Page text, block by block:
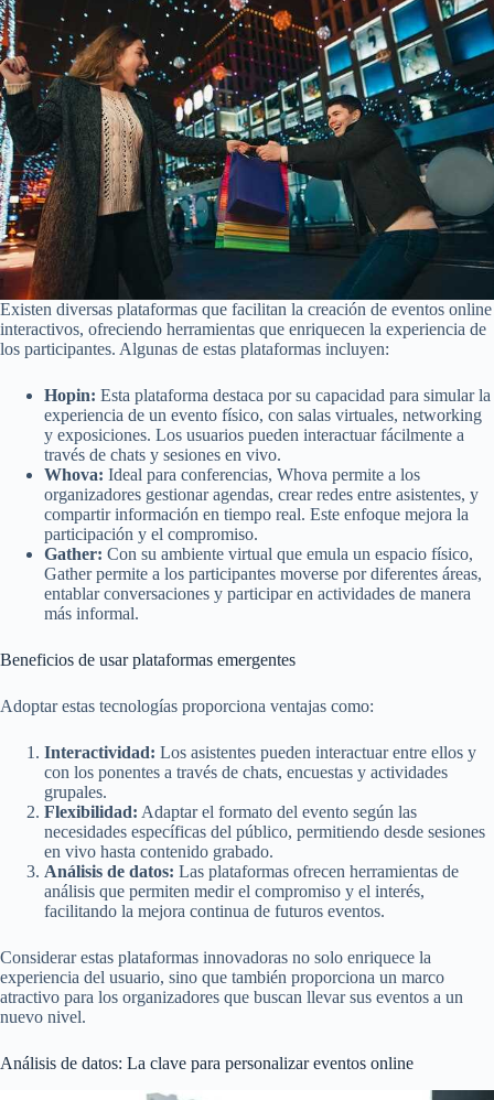
Existen diversas plataformas que facilitan la creación de eventos online
interactivos, ofreciendo herramientas que enriquecen la experiencia de
los participantes. Algunas de estas plataformas incluyen:
Hopin: Esta plataforma destaca por su capacidad para simular la
experiencia de un evento físico, con salas virtuales, networking
y exposiciones. Los usuarios pueden interactuar fácilmente a
través de chats y sesiones en vivo.
Whova: Ideal para conferencias, Whova permite a los
organizadores gestionar agendas, crear redes entre asistentes, y
compartir información en tiempo real. Este enfoque mejora la
participación y el compromiso.
Gather: Con su ambiente virtual que emula un espacio físico,
Gather permite a los participantes moverse por diferentes áreas,
entablar conversaciones y participar en actividades de manera
más informal.
Beneficios de usar plataformas emergentes
Adoptar estas tecnologías proporciona ventajas como:
Interactividad: Los asistentes pueden interactuar entre ellos y
con los ponentes a través de chats, encuestas y actividades
grupales.
Flexibilidad: Adaptar el formato del evento según las
necesidades específicas del público, permitiendo desde sesiones
en vivo hasta contenido grabado.
Análisis de datos: Las plataformas ofrecen herramientas de
análisis que permiten medir el compromiso y el interés,
facilitando la mejora continua de futuros eventos.
Considerar estas plataformas innovadoras no solo enriquece la
experiencia del usuario, sino que también proporciona un marco
atractivo para los organizadores que buscan llevar sus eventos a un
nuevo nivel.
Análisis de datos: La clave para personalizar eventos online